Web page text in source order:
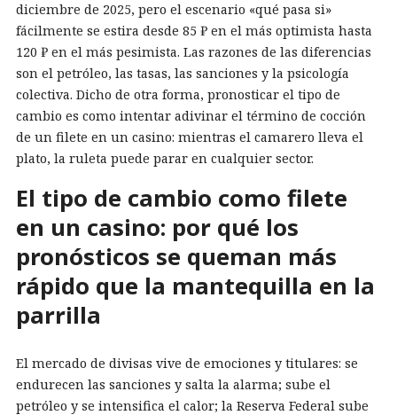
diciembre de 2025, pero el escenario «qué pasa si»
fácilmente se estira desde 85 ₽ en el más optimista hasta
120 ₽ en el más pesimista. Las razones de las diferencias
son el petróleo, las tasas, las sanciones y la psicología
colectiva. Dicho de otra forma, pronosticar el tipo de
cambio es como intentar adivinar el término de cocción
de un filete en un casino: mientras el camarero lleva el
plato, la ruleta puede parar en cualquier sector.
El tipo de cambio como filete
en un casino: por qué los
pronósticos se queman más
rápido que la mantequilla en la
parrilla
El mercado de divisas vive de emociones y titulares: se
endurecen las sanciones y salta la alarma; sube el
petróleo y se intensifica el calor; la Reserva Federal sube